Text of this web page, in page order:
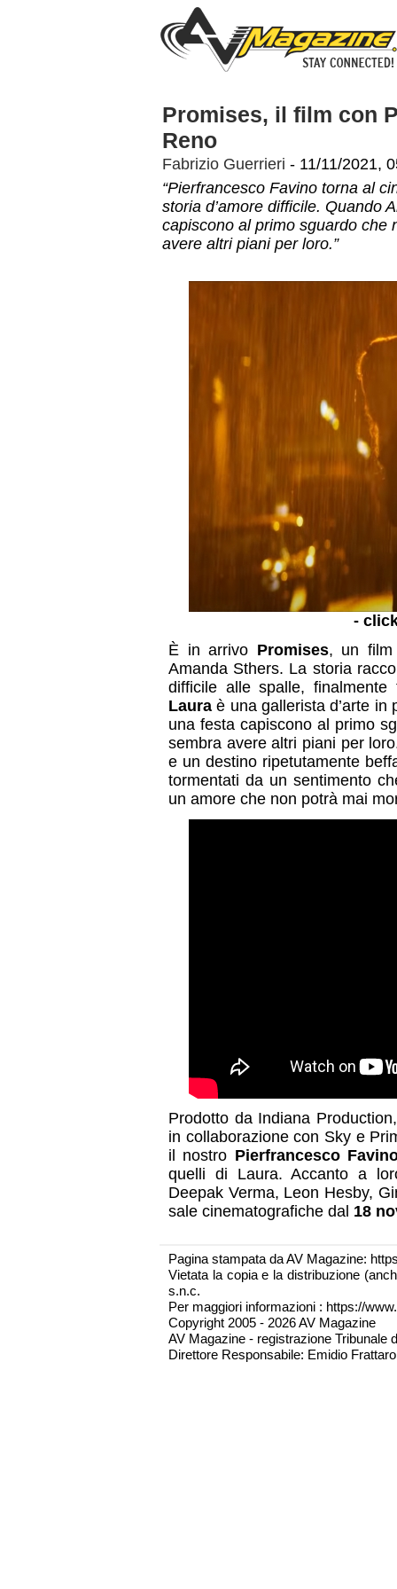
Promises, il film con
Reno
Fabrizio Guerrieri - 11/11/2021,
“Pierfrancesco Favino torna al
storia d’amore difficile. Quando
capiscono al primo sguardo che
avere altri piani per loro.”
-
È in arrivo Promises, un film
Amanda Sthers. La storia
difficile alle spalle,
Laura è una gallerista d’arte
una festa capiscono al primo
sembra avere altri piani per
e un destino ripetutamente
tormentati da un sentimento
un amore che non potrà mai
Prodotto da Indiana
in collaborazione con Sky e
il nostro Pierfrancesco
quelli di Laura. Accanto a
Deepak Verma, Leon Hesby,
sale cinematografiche dal 18
Pagina stampata da AV Magazine:
Vietata la copia e la distribuzione
s.n.c.
Per maggiori informazioni : https://
Copyright 2005 - 2026 AV Magazine
AV Magazine - registrazione Tribunale
Direttore Responsabile: Emidio